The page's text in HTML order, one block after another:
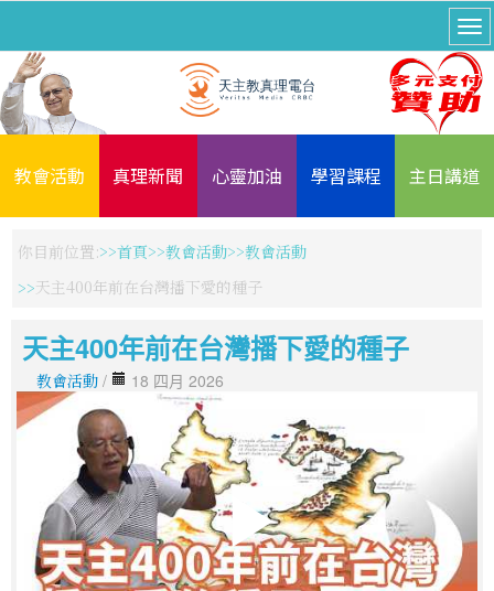
教會活動 真理新聞 心靈加油 學習課程 主日講道
你目前位置: 首頁 教會活動
教會活動
天主400年前在台灣播下愛的種子
天主400年前在台灣播下愛的種子
教會活動 / 18 四月 2026